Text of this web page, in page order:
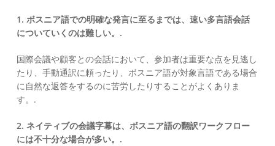
1. ボスニア語での明確な発言に至るまでは、速い多言語会話
についていくのは難しい。.
国際会議や顧客との会話において、参加者は重要な点を見逃し
たり、手動通訳に頼ったり、ボスニア語が対象言語である場合
に自然な返答をするのに苦労したりすることがよくありま
す。.
2. ネイティブの会議字幕は、ボスニア語の翻訳ワークフロー
には不十分な場合が多い。.